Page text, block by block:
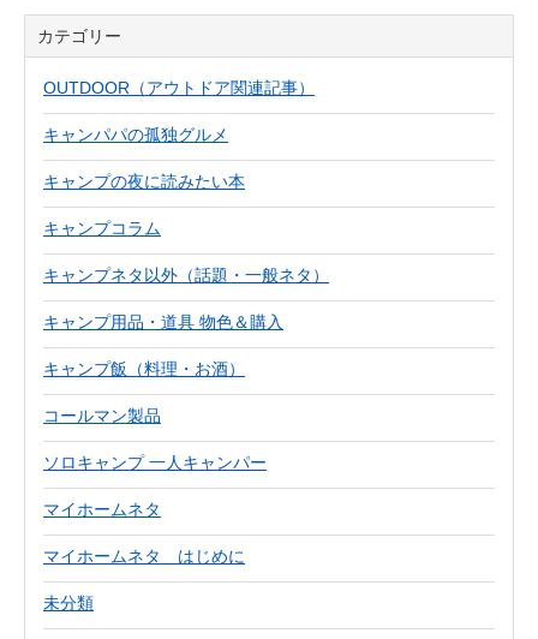
カテゴリー
OUTDOOR（アウトドア関連記事）
キャンパパの孤独グルメ
キャンプの夜に読みたい本
キャンプコラム
キャンプネタ以外（話題・一般ネタ）
キャンプ用品・道具 物色＆購入
キャンプ飯（料理・お酒）
コールマン製品
ソロキャンプ 一人キャンパー
マイホームネタ
マイホームネタ はじめに
未分類